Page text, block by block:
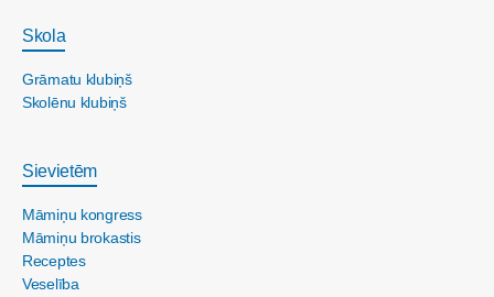
Skola
Grāmatu klubiņš
Skolēnu klubiņš
Sievietēm
Māmiņu kongress
Māmiņu brokastis
Receptes
Veselība